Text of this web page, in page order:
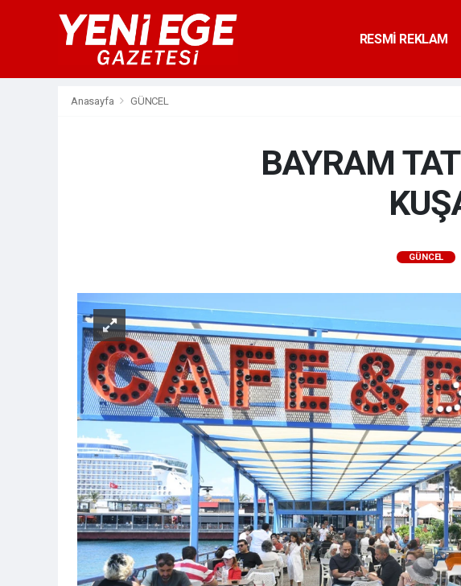
RESMİ REKLAM
Anasayfa GÜNCEL
BAYRAM
GÜNCEL